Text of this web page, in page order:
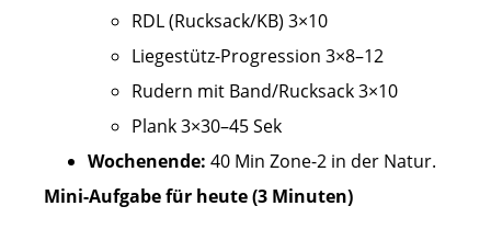
RDL (Rucksack/KB) 3×10
Liegestütz-Progression 3×8–12
Rudern mit Band/Rucksack 3×10
Plank 3×30–45 Sek
Wochenende: 40 Min Zone-2 in der Natur.
Mini-Aufgabe für heute (3 Minuten)